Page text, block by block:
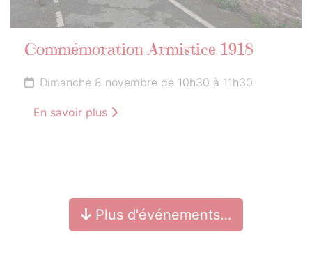
Commémoration Armistice 1918
Dimanche 8 novembre de 10h30 à 11h30
En savoir plus
Plus d'événements…